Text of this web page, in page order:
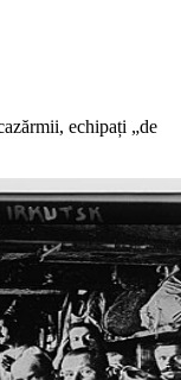
echipați „de